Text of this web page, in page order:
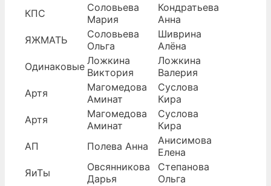
КПС
Соловьева
Мария
Кондратьева
Анна
ЯЖМАТЬ
Соловьева
Ольга
Шиврина
Алёна
Одинаковые Ложкина
Виктория
Ложкина
Валерия
Артя
Магомедова
Аминат
Суслова
Кира
Артя
Магомедова
Аминат
Суслова
Кира
АП
Полева Анна
Анисимова
Елена
ЯиТы
Овсянникова
Дарья
Степанова
Ольга